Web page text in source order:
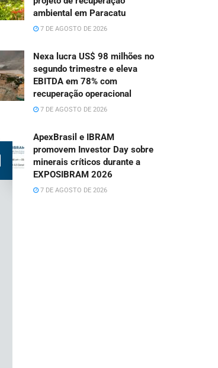
ambiental em Paracatu
7 DE AGOSTO DE 2026
Nexa lucra US$ 98 milhões no
segundo trimestre e eleva
EBITDA em 78% com
recuperação operacional
7 DE AGOSTO DE 2026
ApexBrasil e IBRAM
promovem Investor Day sobre
minerais críticos durante a
EXPOSIBRAM 2026
7 DE AGOSTO DE 2026